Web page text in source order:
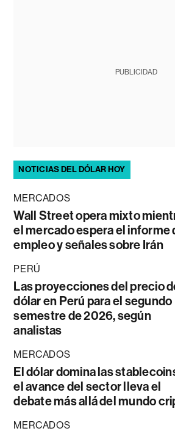
PUBLICIDAD
NOTICIAS DEL DÓLAR HOY
MERCADOS
Wall Street opera mixto
el mercado espera el informe
empleo y señales sobre Irán
PERÚ
Las proyecciones del precio
dólar en Perú para el segundo
semestre de 2026, según
analistas
MERCADOS
El dólar domina las
el avance del sector lleva el
debate más allá del mundo
MERCADOS